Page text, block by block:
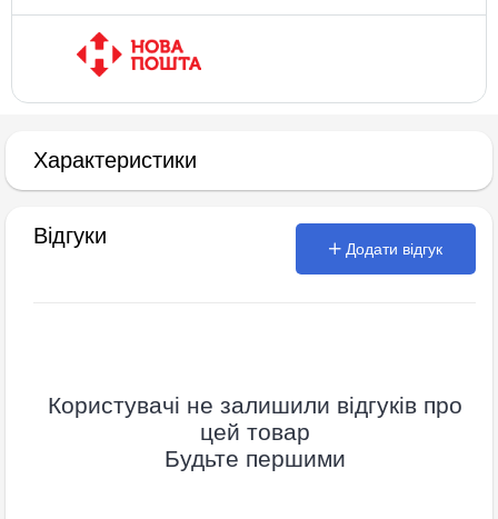
Характеристики
Відгуки
Додати відгук
Користувачі не залишили відгуків про
цей товар
Будьте першими